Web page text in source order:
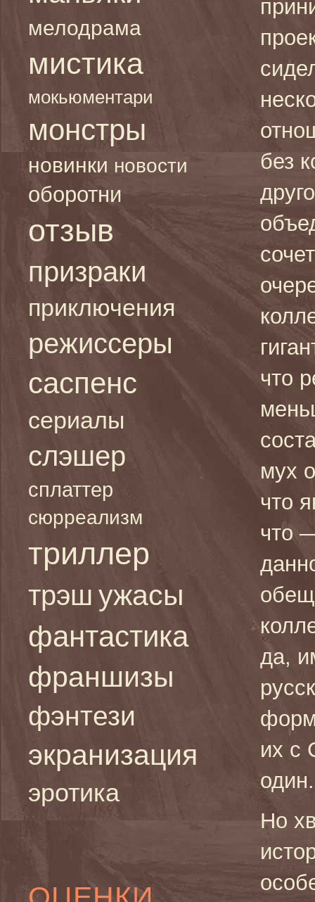
мелодрама
мистика
мокьюментари
монстры
новинки новости
оборотни
отзыв
призраки
приключения
режиссеры
саспенс
сериалы
слэшер
сплаттер
сюрреализм
триллер
трэш ужасы
фантастика
франшизы
фэнтези
экранизация
эротика
без
что
мух
что
что
да,
их с
один.
Но